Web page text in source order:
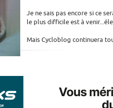
Je ne sais pas encore si ce
le plus difficile est à
Mais Cycloblog continuera